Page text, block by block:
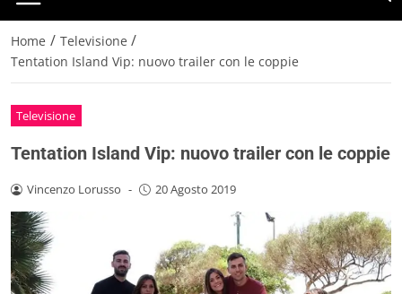
Home / Televisione /
Tentation Island Vip: nuovo trailer con le coppie
Televisione
Tentation Island Vip: nuovo trailer con le coppie
Vincenzo Lorusso - 20 Agosto 2019